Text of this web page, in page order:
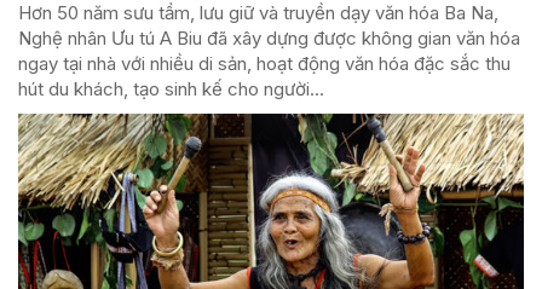
Hơn 50 năm sưu tầm, lưu giữ và truyền dạy văn hóa Ba Na,
Nghệ nhân Ưu tú A Biu đã xây dựng được không gian văn hóa
ngay tại nhà với nhiều di sản, hoạt động văn hóa đặc sắc thu
hút du khách, tạo sinh kế cho người...